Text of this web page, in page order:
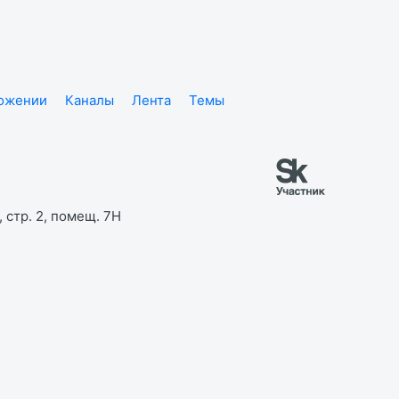
Каналы Лента
Темы
стр. 2, помещ. 7Н